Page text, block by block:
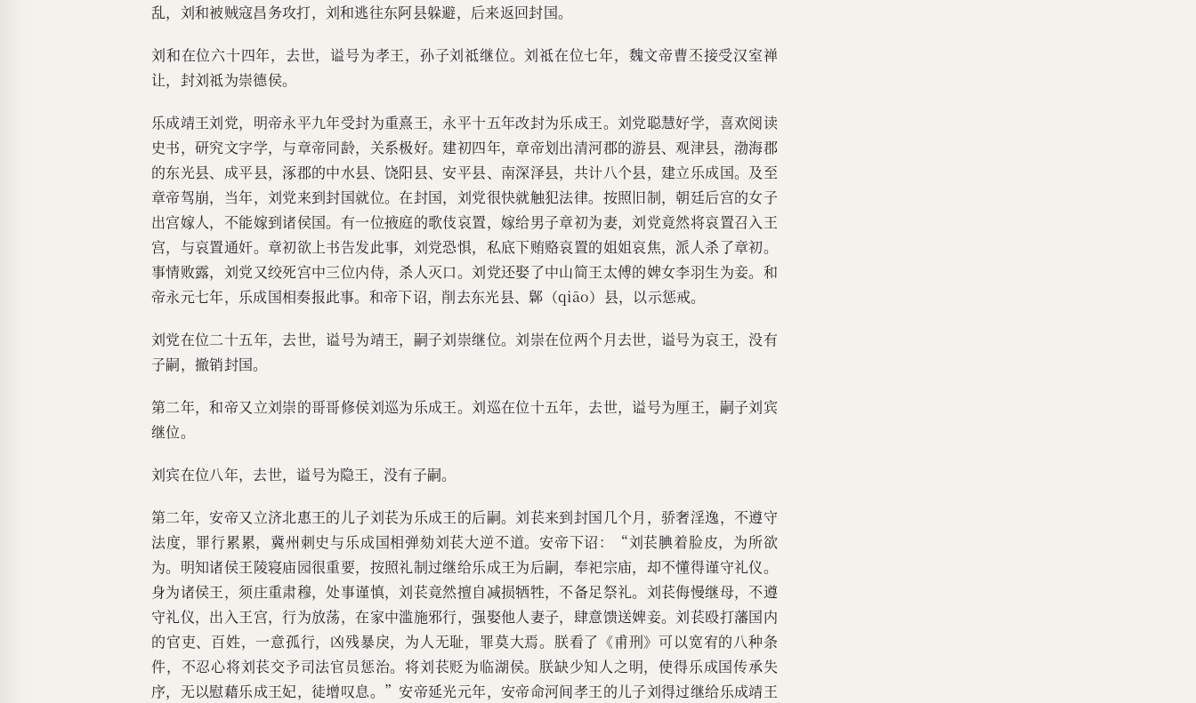
乱，刘和被贼寇昌务攻打，刘和逃往东阿县躲避，后来返回封国。
刘和在位六十四年，去世，谥号为孝王，孙子刘祗继位。刘祗在位七年，魏文帝曹丕接受汉室禅
让，封刘祗为崇德侯。
乐成靖王刘党，明帝永平九年受封为重熹王，永平十五年改封为乐成王。刘党聪慧好学，喜欢阅读
史书，研究文字学，与章帝同龄，关系极好。建初四年，章帝划出清河郡的游县、观津县，渤海郡
的东光县、成平县，涿郡的中水县、饶阳县、安平县、南深泽县，共计八个县，建立乐成国。及至
章帝驾崩，当年，刘党来到封国就位。在封国，刘党很快就触犯法律。按照旧制，朝廷后宫的女子
出宫嫁人，不能嫁到诸侯国。有一位掖庭的歌伎哀置，嫁给男子章初为妻，刘党竟然将哀置召入王
宫，与哀置通奸。章初欲上书告发此事，刘党恐惧，私底下贿赂哀置的姐姐哀焦，派人杀了章初。
事情败露，刘党又绞死宫中三位内侍，杀人灭口。刘党还娶了中山简王太傅的婢女李羽生为妾。和
帝永元七年，乐成国相奏报此事。和帝下诏，削去东光县、鄡（qiāo）县，以示惩戒。
刘党在位二十五年，去世，谥号为靖王，嗣子刘崇继位。刘崇在位两个月去世，谥号为哀王，没有
子嗣，撤销封国。
第二年，和帝又立刘崇的哥哥修侯刘巡为乐成王。刘巡在位十五年，去世，谥号为厘王，嗣子刘宾
继位。
刘宾在位八年，去世，谥号为隐王，没有子嗣。
第二年，安帝又立济北惠王的儿子刘苌为乐成王的后嗣。刘苌来到封国几个月，骄奢淫逸，不遵守
法度，罪行累累，冀州刺史与乐成国相弹劾刘苌大逆不道。安帝下诏：“刘苌腆着脸皮，为所欲
为。明知诸侯王陵寝庙园很重要，按照礼制过继给乐成王为后嗣，奉祀宗庙，却不懂得谨守礼仪。
身为诸侯王，须庄重肃穆，处事谨慎，刘苌竟然擅自减损牺牲，不备足祭礼。刘苌侮慢继母，不遵
守礼仪，出入王宫，行为放荡，在家中滥施邪行，强娶他人妻子，肆意馈送婢妾。刘苌殴打藩国内
的官吏、百姓，一意孤行，凶残暴戾，为人无耻，罪莫大焉。朕看了《甫刑》可以宽宥的八种条
件，不忍心将刘苌交予司法官员惩治。将刘苌贬为临湖侯。朕缺少知人之明，使得乐成国传承失
序，无以慰藉乐成王妃，徒增叹息。”安帝延光元年，安帝命河间孝王的儿子刘得过继给乐成靖王